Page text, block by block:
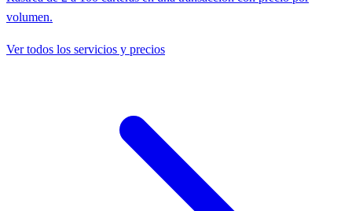
volumen.
Ver todos los servicios y precios